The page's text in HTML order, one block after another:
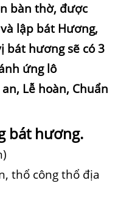
bàn thờ, được
lập bát Hương,
bát hương sẽ có 3
ứng lô
Lễ hoàn, Chuẩn
bát hương.
thổ công thổ địa